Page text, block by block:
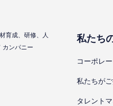
育成、研修、⼈
カンパニー
私たち
コーポレ
私たちが
タレント